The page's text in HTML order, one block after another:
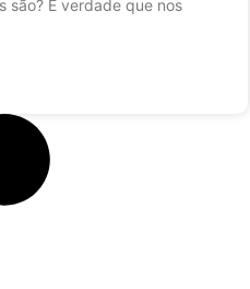
são? É verdade que nos